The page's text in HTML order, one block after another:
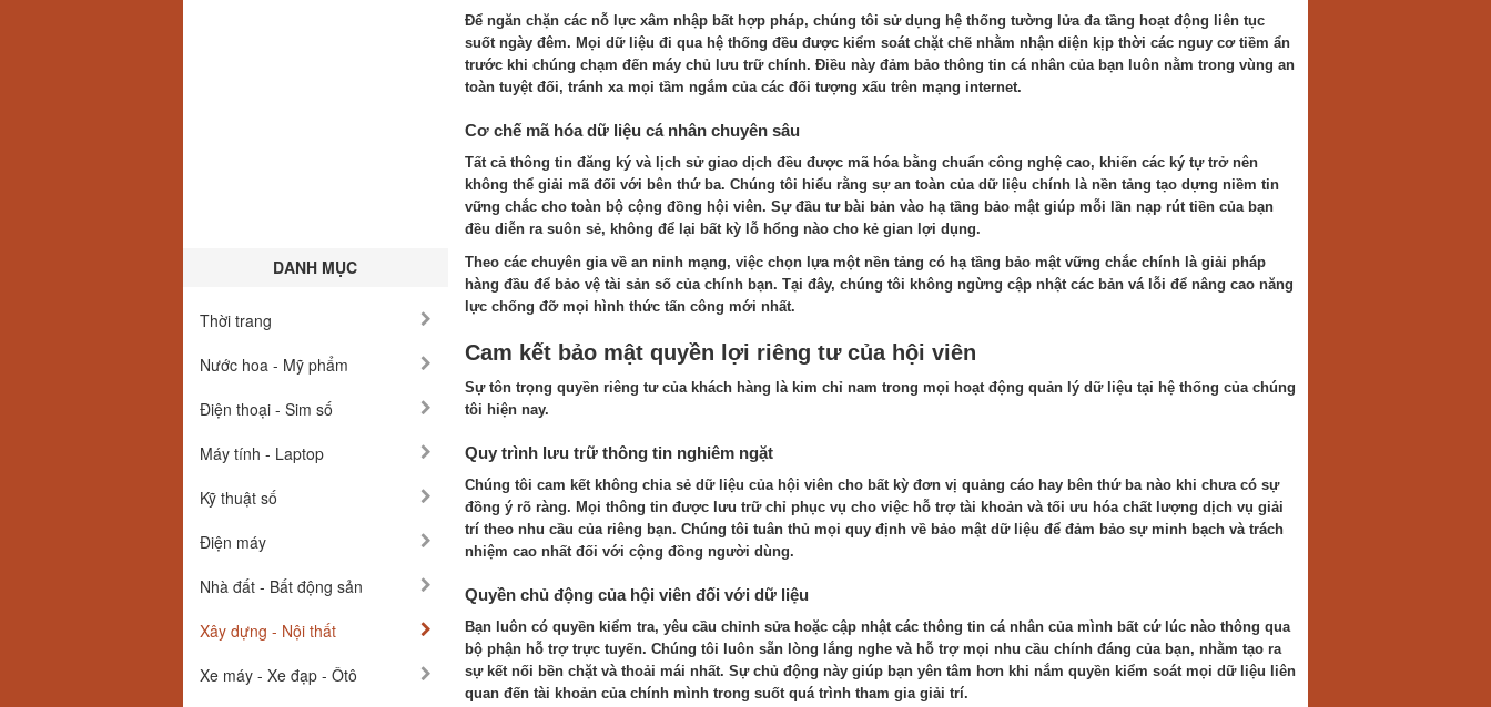
DANH MỤC
Thời trang
Nước hoa - Mỹ phẩm
Điện thoại - Sim số
Máy tính - Laptop
Kỹ thuật số
Điện máy
Nhà đất - Bất động sản
Xây dựng - Nội thất
Xe máy - Xe đạp - Ôtô
Để ngăn chặn các nỗ lực xâm nhập bất hợp pháp, chúng tôi sử dụng hệ thống tường lửa đa tầng hoạt động liên tục
suốt ngày đêm. Mọi dữ liệu đi qua hệ thống đều được kiểm soát chặt chẽ nhằm nhận diện kịp thời các nguy cơ tiềm ẩn
trước khi chúng chạm đến máy chủ lưu trữ chính. Điều này đảm bảo thông tin cá nhân của bạn luôn nằm trong vùng an
toàn tuyệt đối, tránh xa mọi tầm ngắm của các đối tượng xấu trên mạng internet.
Cơ chế mã hóa dữ liệu cá nhân chuyên sâu
Tất cả thông tin đăng ký và lịch sử giao dịch đều được mã hóa bằng chuẩn công nghệ cao, khiến các ký tự trở nên
không thể giải mã đối với bên thứ ba. Chúng tôi hiểu rằng sự an toàn của dữ liệu chính là nền tảng tạo dựng niềm tin
vững chắc cho toàn bộ cộng đồng hội viên. Sự đầu tư bài bản vào hạ tầng bảo mật giúp mỗi lần nạp rút tiền của bạn
đều diễn ra suôn sẻ, không để lại bất kỳ lỗ hổng nào cho kẻ gian lợi dụng.
Theo các chuyên gia về an ninh mạng, việc chọn lựa một nền tảng có hạ tầng bảo mật vững chắc chính là giải pháp
hàng đầu để bảo vệ tài sản số của chính bạn. Tại đây, chúng tôi không ngừng cập nhật các bản vá lỗi để nâng cao năng
lực chống đỡ mọi hình thức tấn công mới nhất.
Cam kết bảo mật quyền lợi riêng tư của hội viên
Sự tôn trọng quyền riêng tư của khách hàng là kim chỉ nam trong mọi hoạt động quản lý dữ liệu tại hệ thống của chúng
tôi hiện nay.
Quy trình lưu trữ thông tin nghiêm ngặt
Chúng tôi cam kết không chia sẻ dữ liệu của hội viên cho bất kỳ đơn vị quảng cáo hay bên thứ ba nào khi chưa có sự
đồng ý rõ ràng. Mọi thông tin được lưu trữ chỉ phục vụ cho việc hỗ trợ tài khoản và tối ưu hóa chất lượng dịch vụ giải
trí theo nhu cầu của riêng bạn. Chúng tôi tuân thủ mọi quy định về bảo mật dữ liệu để đảm bảo sự minh bạch và trách
nhiệm cao nhất đối với cộng đồng người dùng.
Quyền chủ động của hội viên đối với dữ liệu
Bạn luôn có quyền kiểm tra, yêu cầu chỉnh sửa hoặc cập nhật các thông tin cá nhân của mình bất cứ lúc nào thông qua
bộ phận hỗ trợ trực tuyến. Chúng tôi luôn sẵn lòng lắng nghe và hỗ trợ mọi nhu cầu chính đáng của bạn, nhằm tạo ra
sự kết nối bền chặt và thoải mái nhất. Sự chủ động này giúp bạn yên tâm hơn khi nắm quyền kiểm soát mọi dữ liệu liên
quan đến tài khoản của chính mình trong suốt quá trình tham gia giải trí.